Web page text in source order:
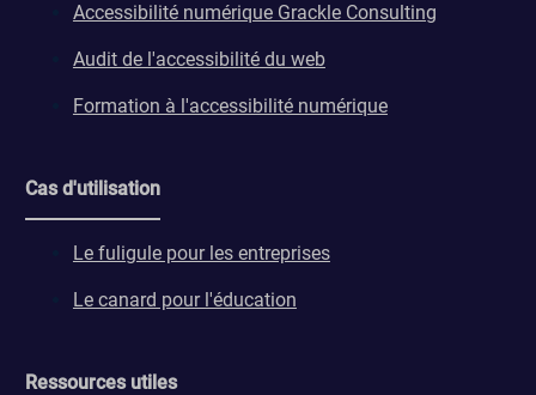
Accessibilité numérique Grackle Consulting
Audit de l'accessibilité du web
Formation à l'accessibilité numérique
Cas d'utilisation
Le fuligule pour les entreprises
Le canard pour l'éducation
Ressources utiles